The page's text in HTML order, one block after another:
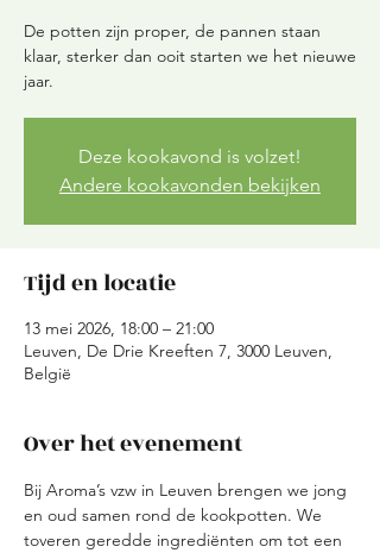
De potten zijn proper, de pannen staan
klaar, sterker dan ooit starten we het nieuwe
jaar.
Deze kookavond is volzet!
Andere kookavonden bekijken
Tijd en locatie
13 mei 2026, 18:00 – 21:00
Leuven, De Drie Kreeften 7, 3000 Leuven,
België
Over het evenement
Bij Aroma’s vzw in Leuven brengen we jong
en oud samen rond de kookpotten. We
toveren geredde ingrediënten om tot een